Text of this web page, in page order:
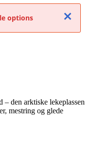
options
den arktiske lekeplassen
mestring og glede